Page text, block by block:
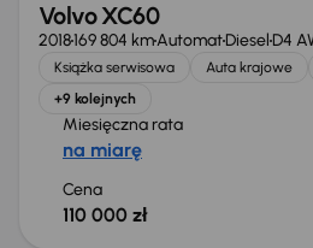
Volvo XC60
2018169 804 kmAutomatDiesel D4
Książka serwisowa Auta krajowe
+9 kolejnych
Miesięczna rata
na miarę
Cena
110 000 zł